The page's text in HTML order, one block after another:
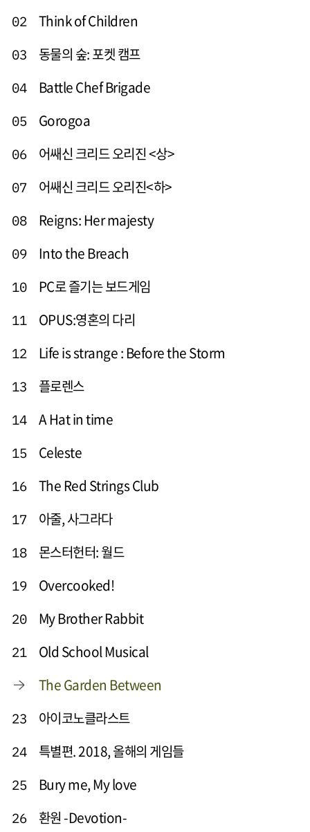
02 Think of Children
03 동물의 숲: 포켓 캠프
04 Battle Chef Brigade
05 Gorogoa
06 어쌔신 크리드 오리진 <상>
07 어쌔신 크리드 오리진<하>
08 Reigns: Her majesty
09 Into the Breach
10 PC로 즐기는 보드게임
11 OPUS:영혼의 다리
12 Life is strange : Before the Storm
13 플로렌스
14 A Hat in time
15 Celeste
16 The Red Strings Club
17 아줄, 사그라다
18 몬스터헌터: 월드
19 Overcooked!
20 My Brother Rabbit
21
Old School Musical
The Garden Between
23 아이코노클라스트
24 특별편. 2018, 올해의 게임들
25 Bury me, My love
26 환원 -Devotion-